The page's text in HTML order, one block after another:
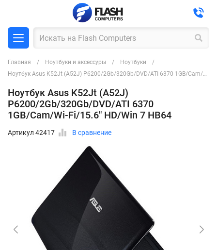
Главная Ноутбуки и аксессуры
Ноутбуки
Ноутбук Asus K52Jt (A52J) P6200/2Gb/320Gb/DVD/ATI 6370 1GB/Cam/Wi-Fi/15.6" HD/Win 7 HB64
Ноутбук Asus K52Jt (A52J)
P6200/2Gb/320Gb/DVD/ATI 6370
1GB/Cam/Wi-Fi/15.6" HD/Win 7 HB64
Артикул 42417 В сравнение